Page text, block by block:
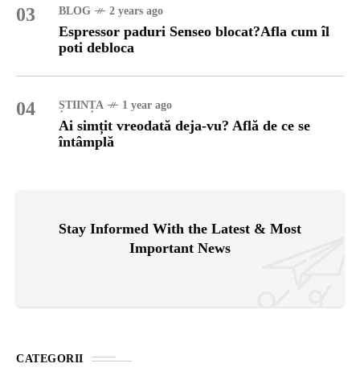
03 BLOG 2 years ago
Espressor paduri Senseo blocat?Afla cum îl
poti debloca
04 ȘTIINȚA 1 year ago
Ai simțit vreodată deja-vu? Află de ce se
întâmplă
Stay Informed With the Latest & Most
Important News
CATEGORII